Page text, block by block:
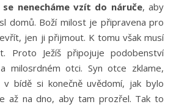
se nenecháme vzít do náruče, aby
domů. Boží milost je připravena pro
jen ji přijmout. K tomu však musí
Proto Ježíš připojuje podobenství
milosrdném otci. Syn otce zklame,
bídě si konečně uvědomí, jak bylo
až na dno, aby tam prozřel. Tak to